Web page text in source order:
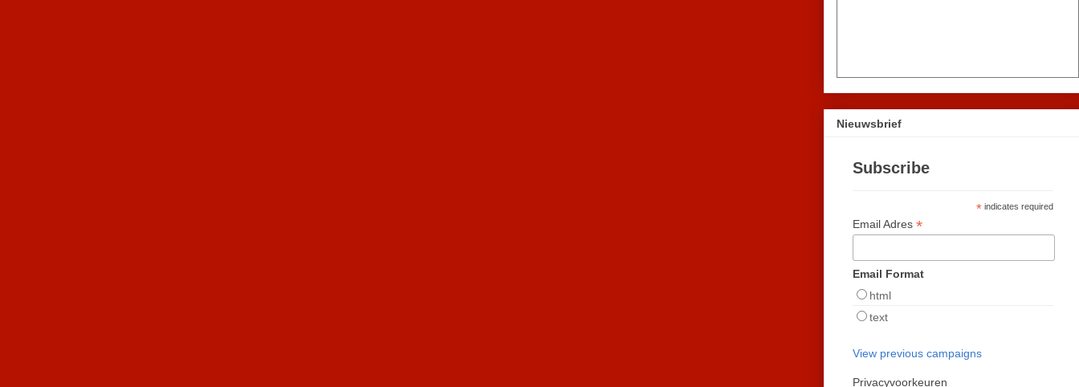
Nieuwsbrief
Subscribe
*indicates required
Email Adres *
Email Format
html
text
View previous campaigns
Privacyvoorkeuren